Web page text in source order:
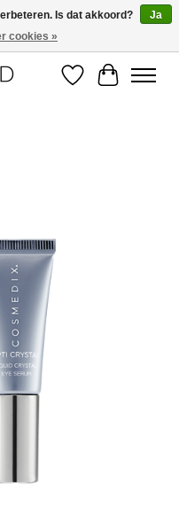
mooie, gezonde huid.
Verlanglijst
Is dat akkoord?
Ja
cookies »